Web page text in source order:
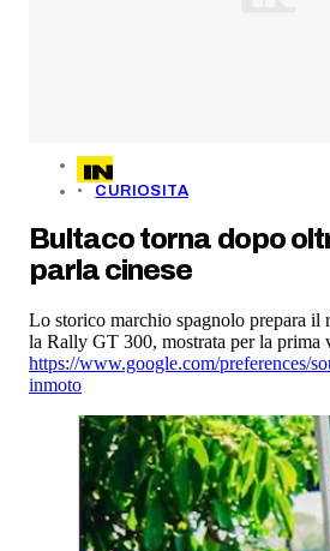
CURIOSITA
Bultaco torna dopo
parla cinese
Lo storico marchio spagnolo prepara il
la Rally GT 300, mostrata per la prima
https://www.google.com/preferences/
inmoto